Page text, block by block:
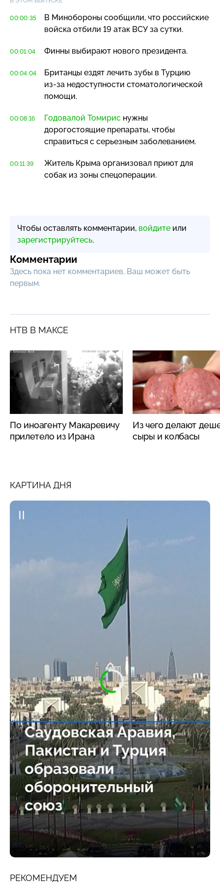
00:00:35
В Минобороны сообщили, что российские
войска отбили 19 атак ВСУ за сутки.
00:01:04 Финны выбирают нового президента.
00:04:04
Британцы ездят лечить зубы в Турцию
из-за недоступности стоматологической
помощи.
00:08:16 Годовалой Томирис нужны
дорогостоящие препараты, чтобы
справиться с серьезным заболеванием.
00:11:39
Житель Крыма организовал приют для
собак из зоны спецоперации.
Чтобы оставлять комментарии, войдите или
зарегистрируйтесь.
Комментарии
Здесь пока нет комментариев, Ваш может быть
первым.
НТВ В МАКСЕ
По иноагенту Макаревичу
прилетело из Ирана
Из чего делают
сыры и колбасы
КАРТИНА ДНЯ
РЕКОМЕНДУЕМ